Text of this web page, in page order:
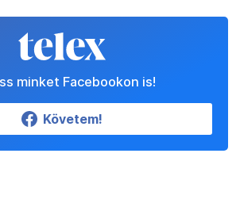
minket Facebookon is!
Követem!